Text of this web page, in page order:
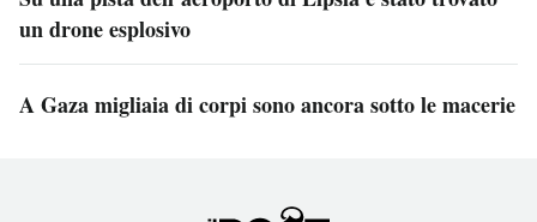
un drone esplosivo
A Gaza migliaia di corpi sono ancora sotto le macerie